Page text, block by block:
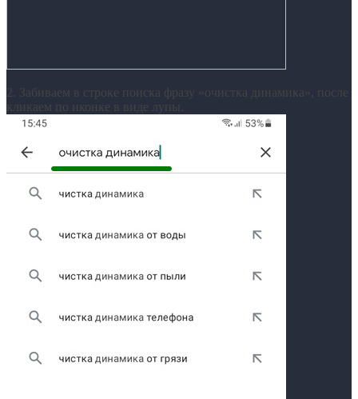
2. Забиваем в строке поиска фразу «очистка динамика», после
кликаем по иконке в виде лупы.